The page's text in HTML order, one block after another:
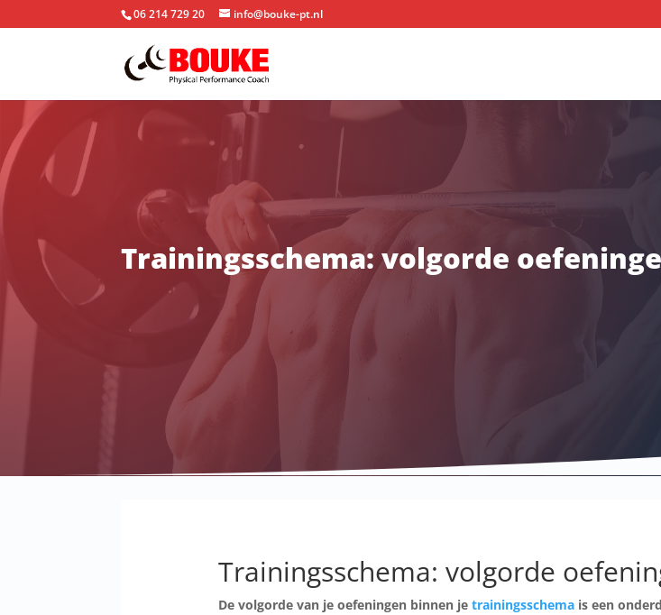
06 214 729 20 info@bouke-pt.nl
Trainingsschema: volgorde
Trainingsschema: volgorde
De volgorde van je oefeningen binnen je trainingsschemais een